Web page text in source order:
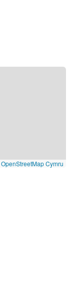
OpenStreetMap Cymru